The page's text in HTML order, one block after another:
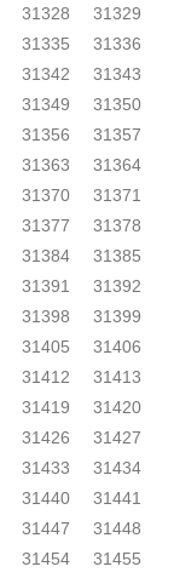
31328
31329
31335
31336
31342
31343
31349
31350
31356
31357
31363
31364
31370
31371
31377
31378
31384
31385
31391
31392
31398
31399
31405
31406
31412
31413
31419
31420
31426
31427
31433
31434
31440
31441
31447
31448
31454
31455